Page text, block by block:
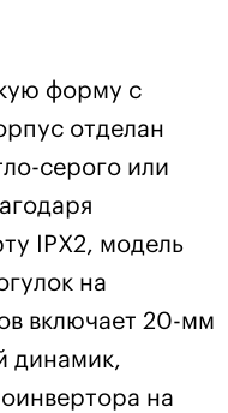
форму с
отделан
серого или
IPX2, модель
на
включает 20-мм
динамик,
на